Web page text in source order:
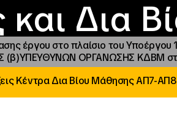
και Δια
ΙΝΕΔΙΒΙΜ
και
Νέα
έργου στο πλαίσιο του
(β)ΥΠΕΥΘΥΝΩΝ ΟΡΓΑΝΩΣΗΣ ΚΔΒΜ
Κέντρα Δια Βίου Μάθησης ΑΠ7-ΑΠ8